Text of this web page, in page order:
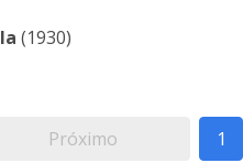
(1930)
Próximo 1